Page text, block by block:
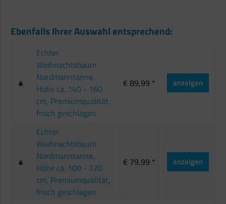
Ebenfalls Ihrer Auswahl entsprechend:
Echter
Weihnachtsbaum
Nordmanntanne,
Höhe ca. 140 - 160
cm, Premiumqualität,
frisch geschlagen
€ 89,99 * anzeigen
Echter
Weihnachtsbaum
Nordmanntanne,
Höhe ca. 100 - 120
cm, Premiumqualität,
frisch geschlagen
€ 79,99 * anzeigen